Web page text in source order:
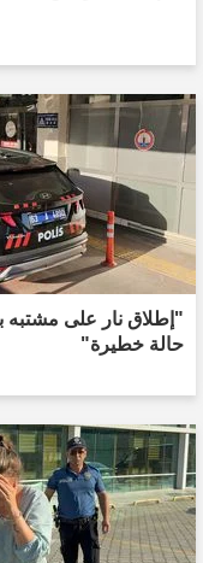
"إطلاق نار على مشتبه
حالة خطيرة"